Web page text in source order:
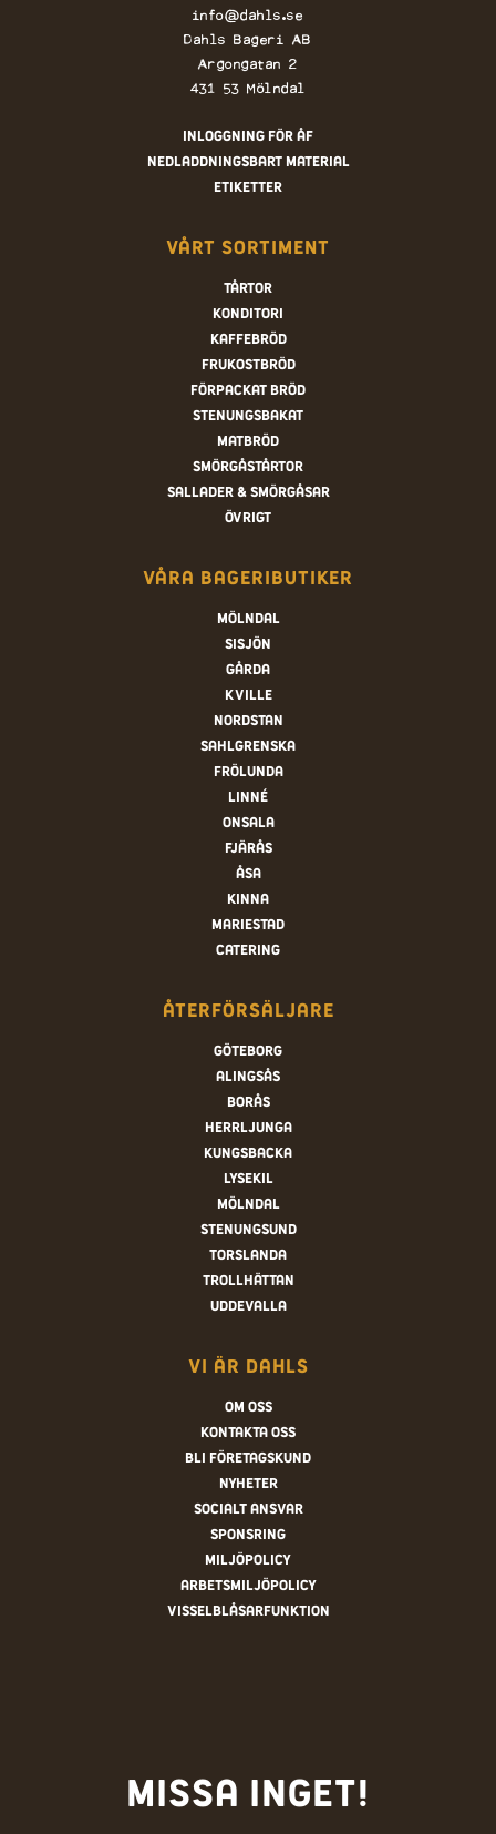
info@dahls.se
Dahls Bageri AB
Argongatan 2
431 53 Mölndal
Inloggning för ÅF
Nedladdningsbart material
Etiketter
Vårt sortiment
Tårtor
Konditori
Kaffebröd
Frukostbröd
Förpackat bröd
Stenungsbakat
Matbröd
Smörgåstårtor
Sallader & smörgåsar
Övrigt
Våra bageributiker
Mölndal
Sisjön
Gårda
Kville
Nordstan
Sahlgrenska
Frölunda
Linné
Onsala
Fjärås
Åsa
Kinna
Mariestad
Catering
Återförsäljare
Göteborg
Alingsås
Borås
Herrljunga
Kungsbacka
Lysekil
Mölndal
Stenungsund
Torslanda
Trollhättan
Uddevalla
Vi är Dahls
Om oss
Kontakta oss
Bli företagskund
Nyheter
Socialt ansvar
Sponsring
Miljöpolicy
Arbetsmiljöpolicy
Visselblåsarfunktion
Missa inget!